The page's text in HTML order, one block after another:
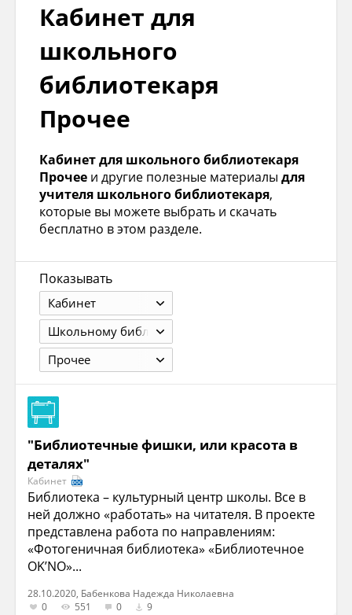
Кабинет для
школьного
библиотекаря
Прочее
Кабинет для школьного библиотекаря
Прочее и другие полезные материалы для
учителя школьного библиотекаря,
которые вы можете выбрать и скачать
бесплатно в этом разделе.
Показывать
Кабинет
Школьному библиотекарю
Прочее
"Библиотечные фишки, или красота в
деталях"
Кабинет
Библиотека – культурный центр школы. Все в
ней должно «работать» на читателя. В проекте
представлена работа по направлениям:
«Фотогеничная библиотека» «Библиотечное
OK’NO»...
28.10.2020, Бабенкова Надежда Николаевна
0
551 0 9